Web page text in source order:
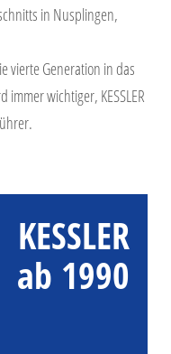
in Nusplingen,
vierte Generation in das
wichtiger, KESSLER
KESSLER
ab 1990